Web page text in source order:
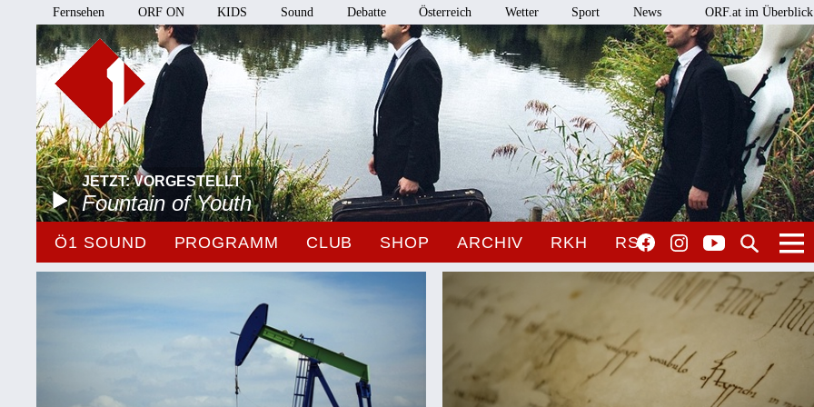
Fernsehen ORF ON KIDS Sound Debatte Österreich Wetter Sport News ORF.at im Überblick
JETZT: VORGESTELLT
Fountain of Youth
Ö1 SOUND PROGRAMM CLUB SHOP ARCHIV RKH RSO